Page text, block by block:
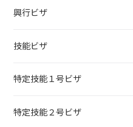
興行ビザ
技能ビザ
特定技能１号ビザ
特定技能２号ビザ